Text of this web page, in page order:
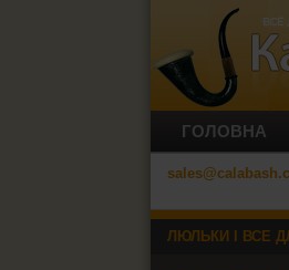
ГОЛОВНА
ЛЮЛЬКИ І ВСЕ